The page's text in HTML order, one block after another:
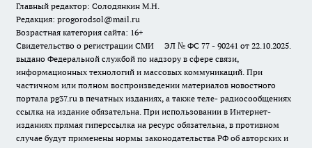
Главный редактор: Солодянкин М.Н.
Редакция: progorodsol@mail.ru
Возрастная категория сайта: 16+
Свидетельство о регистрации СМИ ЭЛ № ФС 77 - 90241 от 22.10.2025.
выдано Федеральной службой по надзору в сфере связи,
информационных технологий и массовых коммуникаций. При
частичном или полном воспроизведении материалов новостного
портала pg37.ru в печатных изданиях, а также теле- радиосообщениях
ссылка на издание обязательна. При использовании в Интернет-
изданиях прямая гиперссылка на ресурс обязательна, в противном
случае будут применены нормы законодательства РФ об авторских и